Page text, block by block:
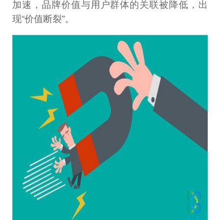
加速，品牌价值与用户群体的关联被降低，出
现“价值断裂”。